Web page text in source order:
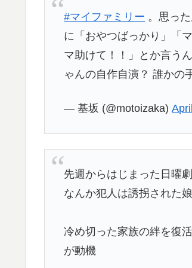
#マイファミリー 。思っ
に「おやつばっかり」「
マ助けて！！」とか言う
ゃんの自作自演？ 誰かの
— 基坂 (@motoizaka)
先週からはじまった日曜
なんか犯人は誘拐された
冷め切った家族の絆を復
が動機